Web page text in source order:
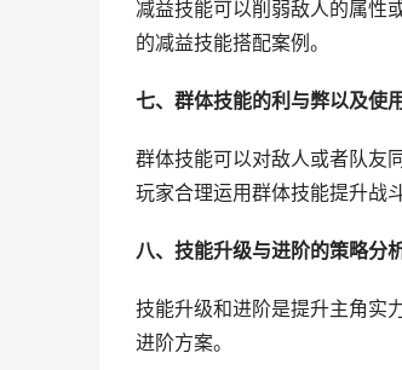
减益技能可以削弱敌人的属性
的减益技能搭配案例。
七、群体技能的利与弊以及使
群体技能可以对敌人或者队友
玩家合理运用群体技能提升战斗
八、技能升级与进阶的策略分
技能升级和进阶是提升主角实
进阶方案。